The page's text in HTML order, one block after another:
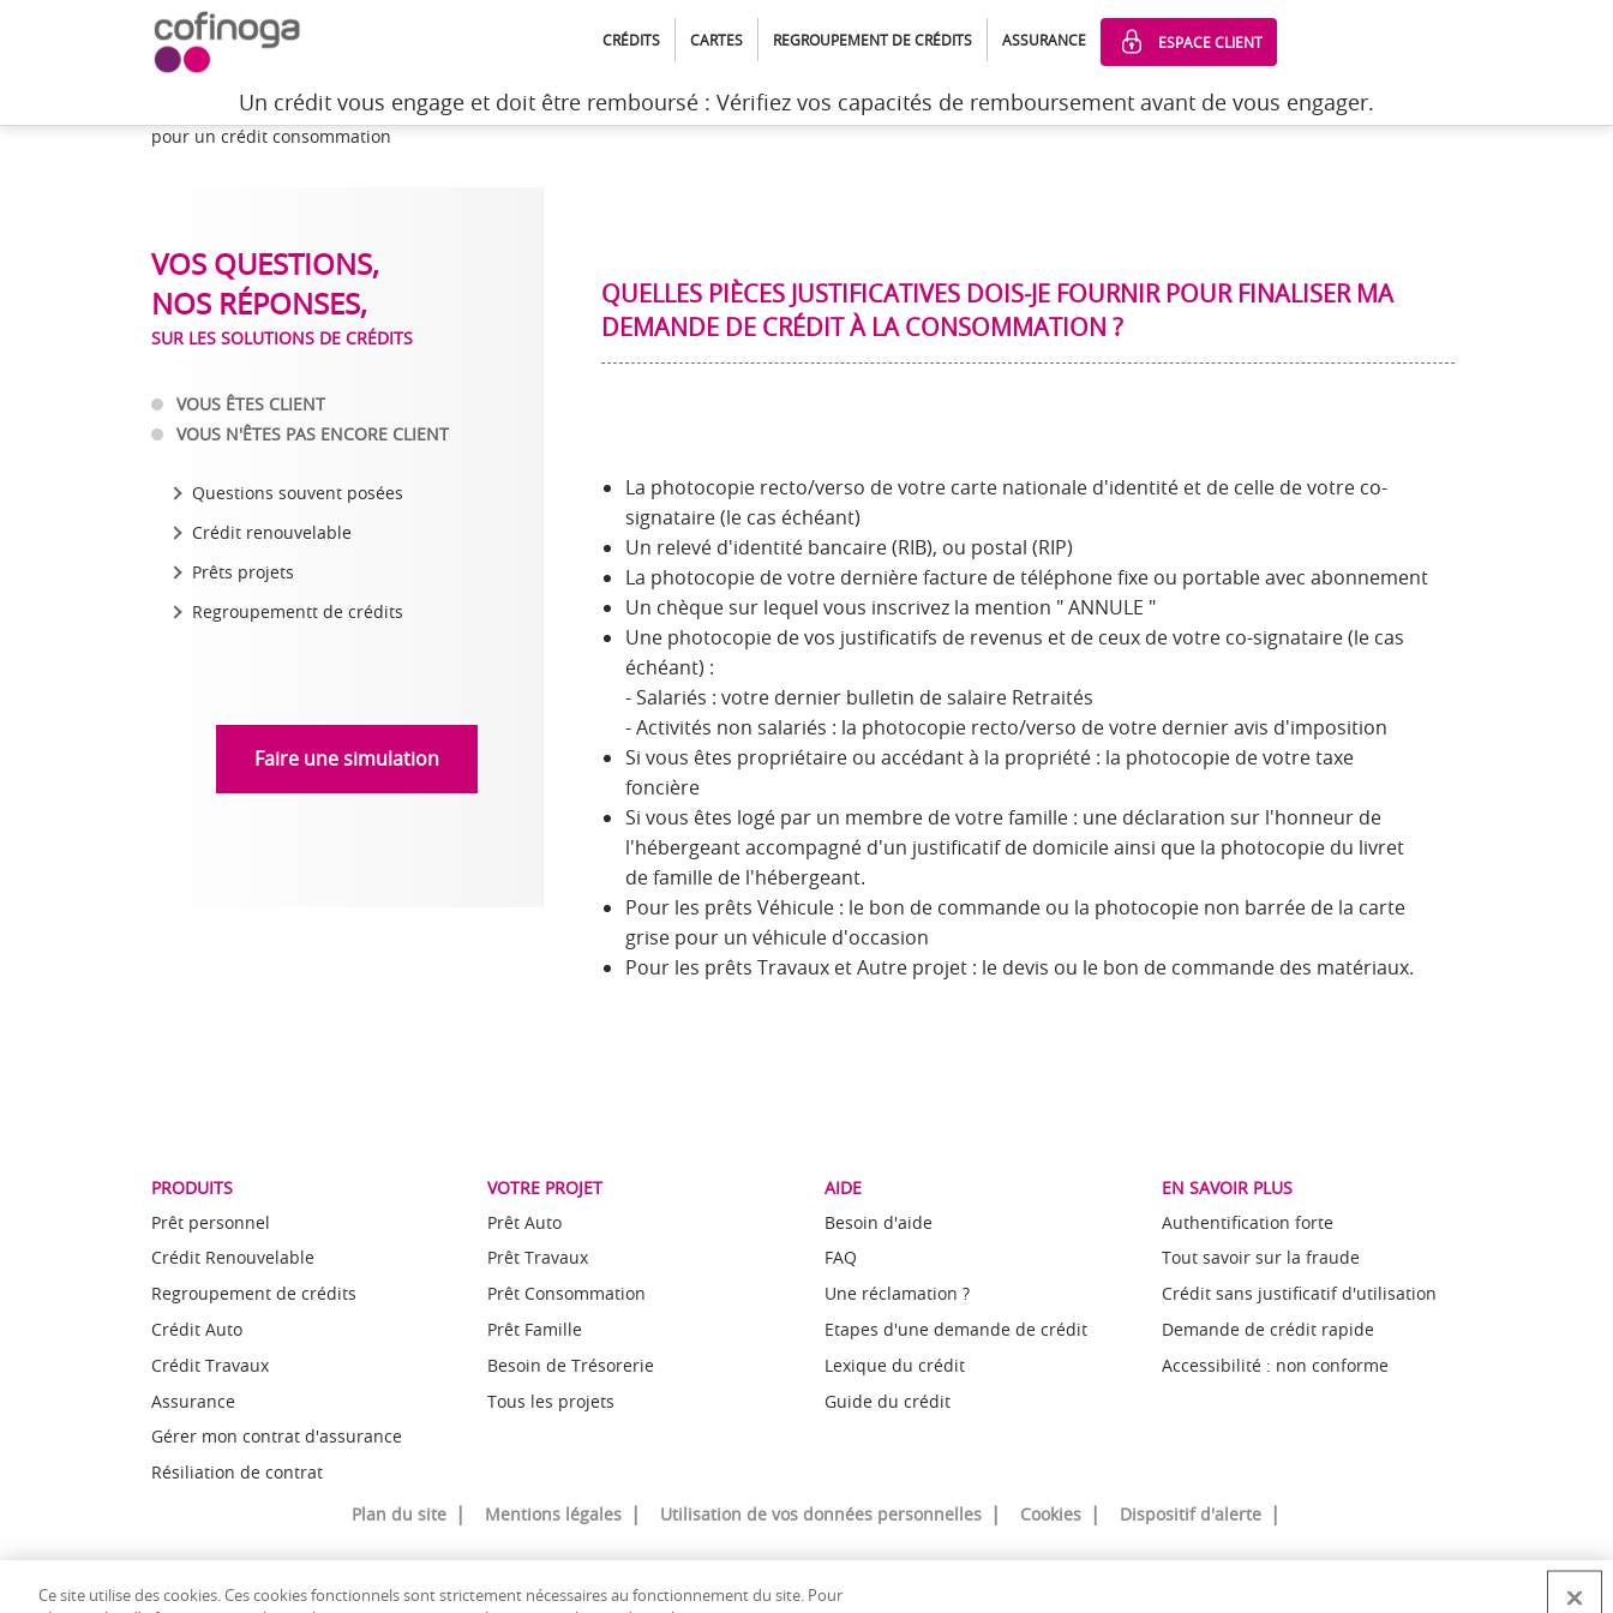
Un crédit vous engage et doit être remboursé : Vérifiez vos capacités de remboursement avant de vous engager.
CRÉDITS CARTES REGROUPEMENT DE CRÉDITS ASSURANCE ESPACE CLIENT
Besoin d'aide >Questions et réponses sur le credit, l'assurance et la carte cofinoga>Les questions relatives au Prêt personnel>Les pièces justificatives
pour un crédit consommation
VOS QUESTIONS,
NOS RÉPONSES,
SUR LES SOLUTIONS DE CRÉDITS
VOUS ÊTES CLIENT
VOUS N'ÊTES PAS ENCORE CLIENT
Questions souvent posées
Crédit renouvelable
Prêts projets
Regroupementt de crédits
Faire une simulation
QUELLES PIÈCES JUSTIFICATIVES DOIS-JE FOURNIR POUR FINALISER MA
DEMANDE DE CRÉDIT À LA CONSOMMATION ?
La photocopie recto/verso de votre carte nationale d'identité et de celle de votre co-
signataire (le cas échéant)
Un relevé d'identité bancaire (RIB), ou postal (RIP)
La photocopie de votre dernière facture de téléphone fixe ou portable avec abonnement
Un chèque sur lequel vous inscrivez la mention " ANNULE "
Une photocopie de vos justificatifs de revenus et de ceux de votre co-signataire (le cas
échéant) :
- Salariés : votre dernier bulletin de salaire Retraités
- Activités non salariés : la photocopie recto/verso de votre dernier avis d'imposition
Si vous êtes propriétaire ou accédant à la propriété : la photocopie de votre taxe
foncière
Si vous êtes logé par un membre de votre famille : une déclaration sur l'honneur de
l'hébergeant accompagné d'un justificatif de domicile ainsi que la photocopie du livret
de famille de l'hébergeant.
Pour les prêts Véhicule : le bon de commande ou la photocopie non barrée de la carte
grise pour un véhicule d'occasion
Pour les prêts Travaux et Autre projet : le devis ou le bon de commande des matériaux.
PRODUITS
Prêt personnel
Crédit Renouvelable
Regroupement de crédits
Crédit Auto
Crédit Travaux
Assurance
Gérer mon contrat d'assurance
Résiliation de contrat
VOTRE PROJET
Prêt Auto
Prêt Travaux
Prêt Consommation
Prêt Famille
Besoin de Trésorerie
Tous les projets
AIDE
Besoin d'aide
FAQ
Une réclamation ?
Etapes d'une demande de crédit
Lexique du crédit
Guide du crédit
EN SAVOIR PLUS
Authentification forte
Tout savoir sur la fraude
Crédit sans justificatif d'utilisation
Demande de crédit rapide
Accessibilité : non conforme
Plan du site Mentions légales Utilisation de vos données personnelles Cookies Dispositif d'alerte
© Copyright Cofinoga 2018 - Cofinoga est une marque BNP Paribas Personal Finance.
Ce site utilise des cookies. Ces cookies fonctionnels sont strictement nécessaires au fonctionnement du site. Pour